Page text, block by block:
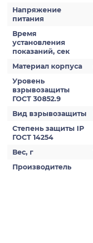
Напряжение
питания
Время
установления
показаний, сек
Материал корпуса
Уровень
взрывозащиты
ГОСТ 30852.9
Вид взрывозащиты
Степень защиты IP
ГОСТ 14254
Вес, г
Производитель